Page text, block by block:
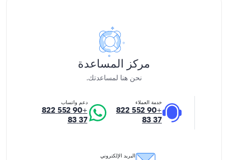
مركز المساعدة
نحن هنا لمساعدتك.
خدمة العملاء
+90 552 822
37 83
دعم واتساب
+90 552 822
37 83
البريد الإلكتروني